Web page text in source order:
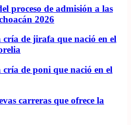
proceso de admisión a las
2026
cría de jirafa que nació en el
de poni que nació en el
carreras que ofrece la